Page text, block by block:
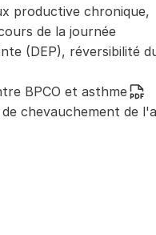
productive chronique,
de la journée
(DEP), réversibilité
BPCO et asthme
chevauchement de